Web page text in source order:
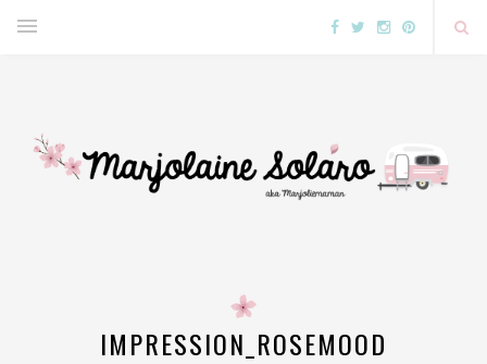
IMPRESSION_ROSEMOOD